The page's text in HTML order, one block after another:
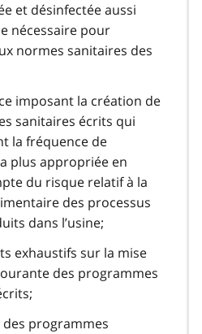
et désinfectée aussi
nécessaire pour
normes sanitaires des
imposant la création de
sanitaires écrits qui
la fréquence de
plus appropriée en
du risque relatif à la
des processus
dans l’usine;
exhaustifs sur la mise
des programmes
des programmes